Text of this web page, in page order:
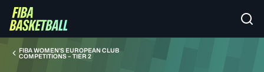
FIBA WOMEN’S EUROPEAN CLUB
COMPETITIONS – TIER 2